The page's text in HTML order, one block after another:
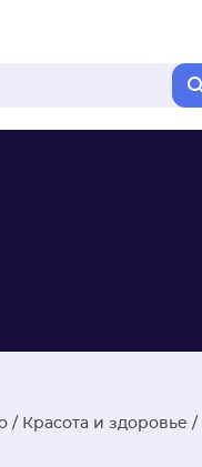
/ Красота и здоровье /